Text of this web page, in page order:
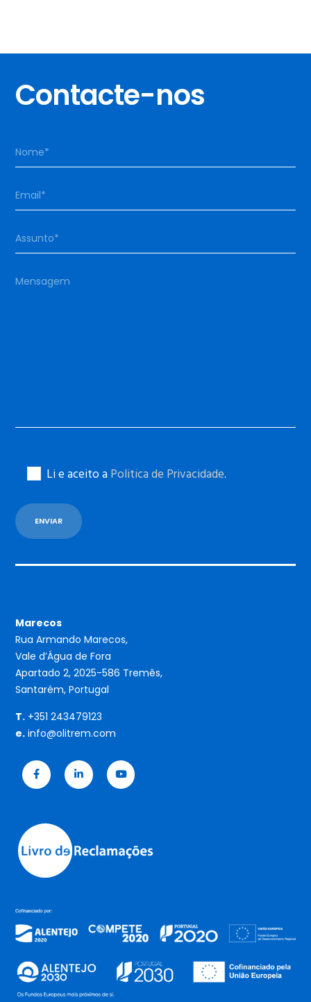
Contacte-nos
Li e aceito aPolitica de Privacidade.
Marecos
Rua Armando Marecos,
Vale d’Água de Fora
Apartado 2, 2025-586 Tremês,
Santarém, Portugal
T. +351 243479123
e. info@olitrem.com